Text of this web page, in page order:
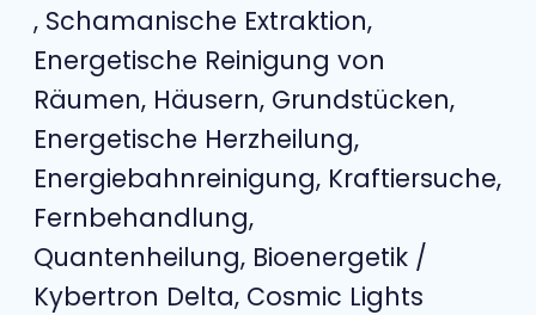
, Schamanische Extraktion,
Energetische Reinigung von
Räumen, Häusern, Grundstücken,
Energetische Herzheilung,
Energiebahnreinigung, Kraftiersuche,
Fernbehandlung,
Quantenheilung, Bioenergetik /
Kybertron Delta, Cosmic Lights